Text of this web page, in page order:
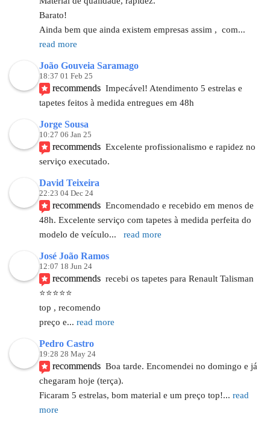
Barato!
Ainda bem que ainda existem empresas assim ,  com
read more
João Gouveia Saramago
18:37 01 Feb 25
recommends Impecável! Atendimento 5 estrelas e
tapetes feitos à medida entregues em 48h
Jorge Sousa
10:27 06 Jan 25
recommends Excelente profissionalismo e rapidez no
serviço executado.
David Teixeira
22:23 04 Dec 24
recommends Encomendado e recebido em menos de
48h. Excelente serviço com tapetes à medida perfeita do
modelo de veículo... read more
José João Ramos
12:07 18 Jun 24
recommends recebi os tapetes para Renault Talisman
⭐⭐⭐⭐⭐
top , recomendo
preço e... read more
Pedro Castro
19:28 28 May 24
recommends Boa tarde. Encomendei no domingo e já
chegaram hoje (terça).
Ficaram 5 estrelas, bom material e um preço top!... read
more